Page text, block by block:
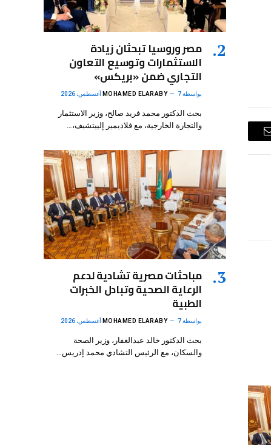
البريد
مصر وروسيا تبحثان زيادة
الاستثمارات وتوسيع التعاون
التجاري ضمن «بريكس»
بواسطة MOHAMED ELARABY 7 أغسطس، 2026
بحث الدكتور محمد فريد صالح، وزير الاستثمار
والتجارة الخارجية، مع فلاديمير إلييتشيف،…
مباحثات مصرية تشادية لدعم
الرعاية الصحية وتبادل الخبرات
الطبية
بواسطة MOHAMED ELARABY 7 أغسطس، 2026
بحث الدكتور خالد عبدالغفار، وزير الصحة
والسكان، مع الرئيس التشادي محمد إدريس…